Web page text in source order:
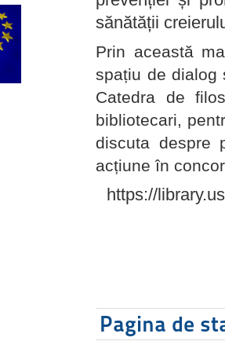
sănătății
Prin această
spațiu de dialog
Catedra de
bibliotecari,
discuta despre
acțiune în
https://
Pagina de